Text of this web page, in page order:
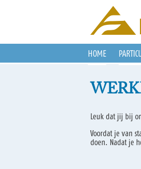
HOME
Leuk dat jij bij
Voordat je van
doen. Nadat je